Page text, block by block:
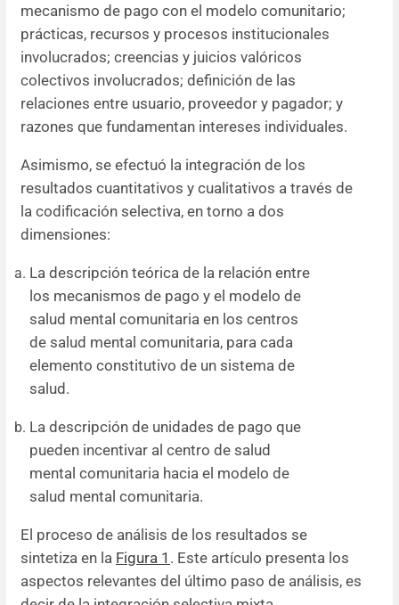
mecanismo de pago con el modelo comunitario;
prácticas, recursos y procesos institucionales
involucrados; creencias y juicios valóricos
colectivos involucrados; definición de las
relaciones entre usuario, proveedor y pagador; y
razones que fundamentan intereses individuales.
Asimismo, se efectuó la integración de los
resultados cuantitativos y cualitativos a través de
la codificación selectiva, en torno a dos
dimensiones:
La descripción teórica de la relación entre
los mecanismos de pago y el modelo de
salud mental comunitaria en los centros
de salud mental comunitaria, para cada
elemento constitutivo de un sistema de
salud.
La descripción de unidades de pago que
pueden incentivar al centro de salud
mental comunitaria hacia el modelo de
salud mental comunitaria.
El proceso de análisis de los resultados se
sintetiza en la Figura 1 . Este artículo presenta los
aspectos relevantes del último paso de análisis, es